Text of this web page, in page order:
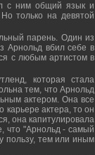
с ним общий язык и
только на девятой
парень. Один из
Арнольд вбил себе в
с любым артистом в
которая стала
тем, что Арнольд
актером. Она все
карьере актера, то он
она капитулировала
что "Арнольд - самый
пользу, тем или иным